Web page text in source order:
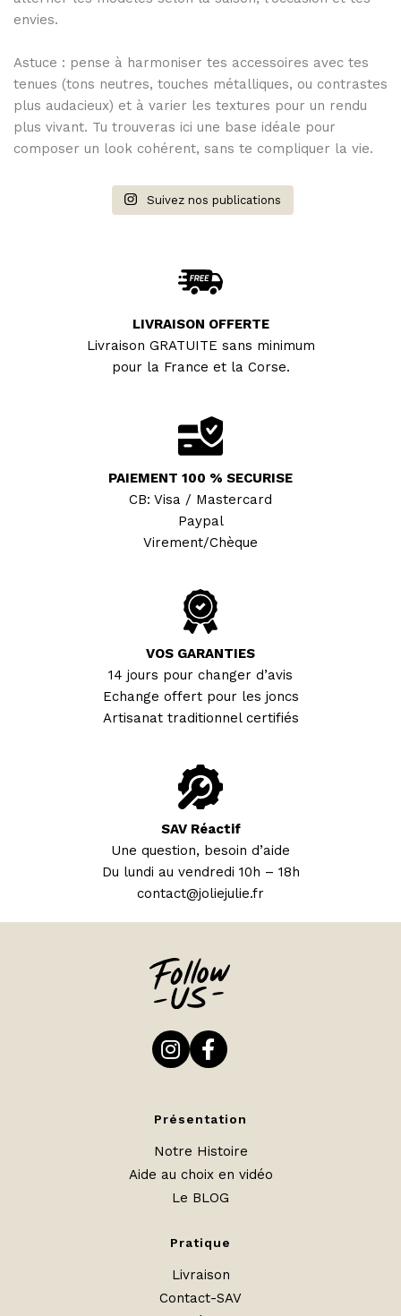
envies.
Astuce : pense à harmoniser tes accessoires avec tes
tenues (tons neutres, touches métalliques, ou contrastes
plus audacieux) et à varier les textures pour un rendu
plus vivant. Tu trouveras ici une base idéale pour
composer un look cohérent, sans te compliquer la vie.
Suivez nos publications
LIVRAISON OFFERTE
Livraison GRATUITE sans minimum
pour la France et la Corse.
PAIEMENT 100 % SECURISE
CB: Visa / Mastercard
Paypal
Virement/Chèque
VOS GARANTIES
14 jours pour changer d’avis
Echange offert pour les joncs
Artisanat traditionnel certifiés
SAV Réactif
Une question, besoin d’aide
Du lundi au vendredi 10h – 18h
contact@joliejulie.fr
Présentation
Notre Histoire
Aide au choix en vidéo
Le BLOG
Pratique
Livraison
Contact-SAV